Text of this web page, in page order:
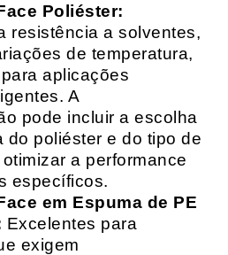
Poliéster:
resistência a solventes,
de temperatura,
aplicações
A
pode incluir a escolha
do poliéster e do tipo de
a performance
específicos.
em Espuma de PE
Excelentes para
exigem